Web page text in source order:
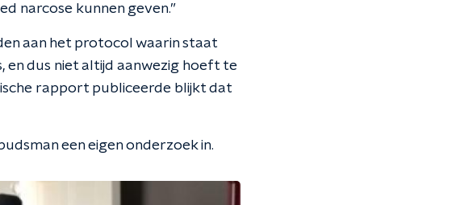
narcose kunnen geven.”
aan het protocol waarin staat
en dus niet altijd aanwezig hoeft te
rapport publiceerde blijkt dat
een eigen onderzoek in.